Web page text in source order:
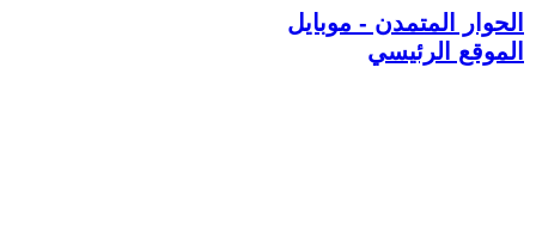
الحوار المتمدن - موبايل
الموقع الرئيسي